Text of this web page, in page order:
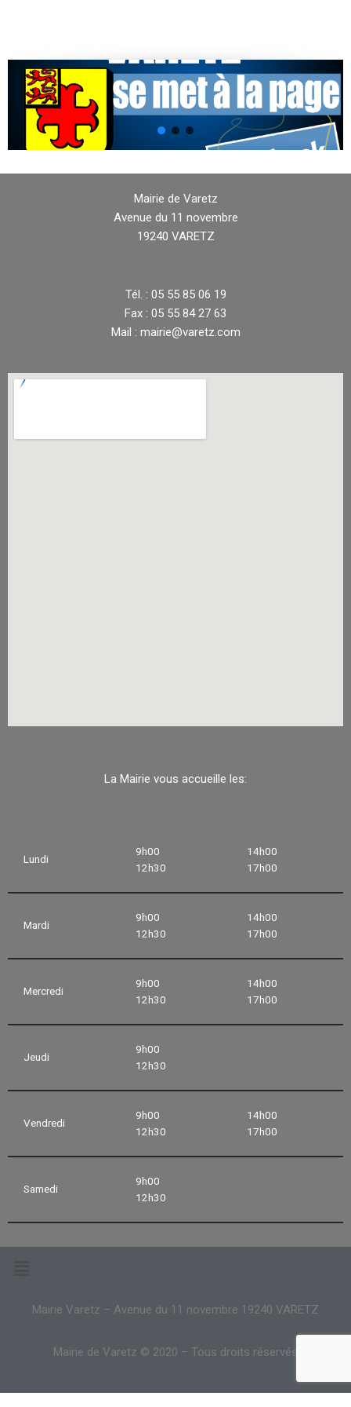
Mairie de Varetz
Avenue du 11 novembre
19240 VARETZ
Tél. : 05 55 85 06 19
Fax : 05 55 84 27 63
Mail : mairie@varetz.com
La Mairie vous accueille les:
Lundi
9h00
12h30
14h00
17h00
Mardi
9h00
12h30
14h00
17h00
Mercredi
9h00
12h30
14h00
17h00
Jeudi
9h00
12h30
Vendredi
9h00
12h30
14h00
17h00
Samedi
9h00
12h30
Mairie Varetz – Avenue du 11 novembre 19240 VARETZ
Mairie de Varetz © 2020 – Tous droits réservés